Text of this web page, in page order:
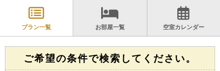
プラン一覧 お部屋一覧 空室カレンダー
ご希望の条件で検索してください。